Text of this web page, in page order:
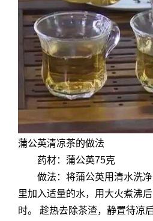
蒲公英清凉茶的做法
药材：蒲公英75克
做法：将蒲公英用清水洗净
里加入适量的水，用大火煮沸
时。 趁热去除茶渣，静置待凉